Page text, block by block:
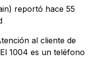
reportó hace 55
al cliente de
1004 es un teléfono